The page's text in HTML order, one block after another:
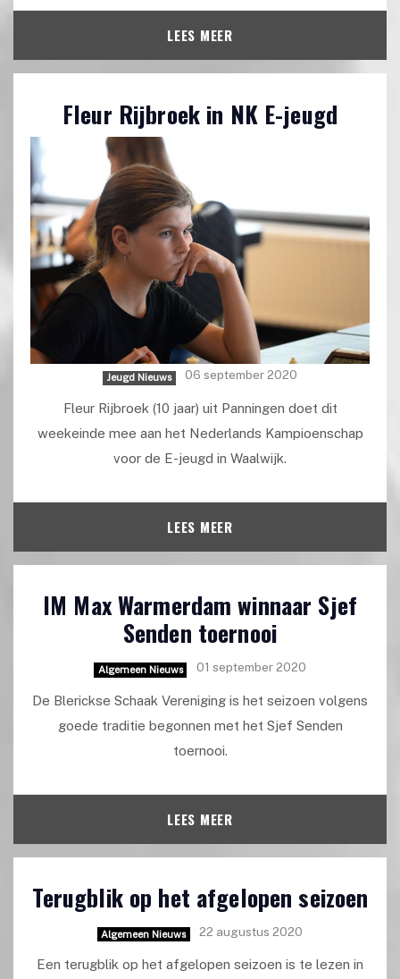
LEES MEER
Fleur Rijbroek in NK E-jeugd
Jeugd Nieuws 06 september 2020
Fleur Rijbroek (10 jaar) uit Panningen doet dit
weekeinde mee aan het Nederlands Kampioenschap
voor de E-jeugd in Waalwijk.
LEES MEER
IM Max Warmerdam winnaar Sjef
Senden toernooi
Algemeen Nieuws 01 september 2020
De Blerickse Schaak Vereniging is het seizoen volgens
goede traditie begonnen met het Sjef Senden
toernooi.
LEES MEER
Terugblik op het afgelopen seizoen
Algemeen Nieuws 22 augustus 2020
Een terugblik op het afgelopen seizoen is te lezen in